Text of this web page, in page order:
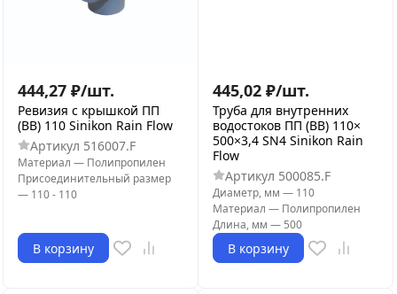
444,27 ₽/шт.
Ревизия с крышкой ПП
(ВВ) 110 Sinikon Rain Flow
Артикул 516007.F
Материал — Полипропилен
Присоединительный размер
— 110 - 110
В корзину
445,02 ₽/шт.
Труба для внутренних
водостоков ПП (ВВ) 110×
500×3,4 SN4 Sinikon Rain
Flow
Артикул 500085.F
Диаметр, мм — 110
Материал — Полипропилен
Длина, мм — 500
В корзину